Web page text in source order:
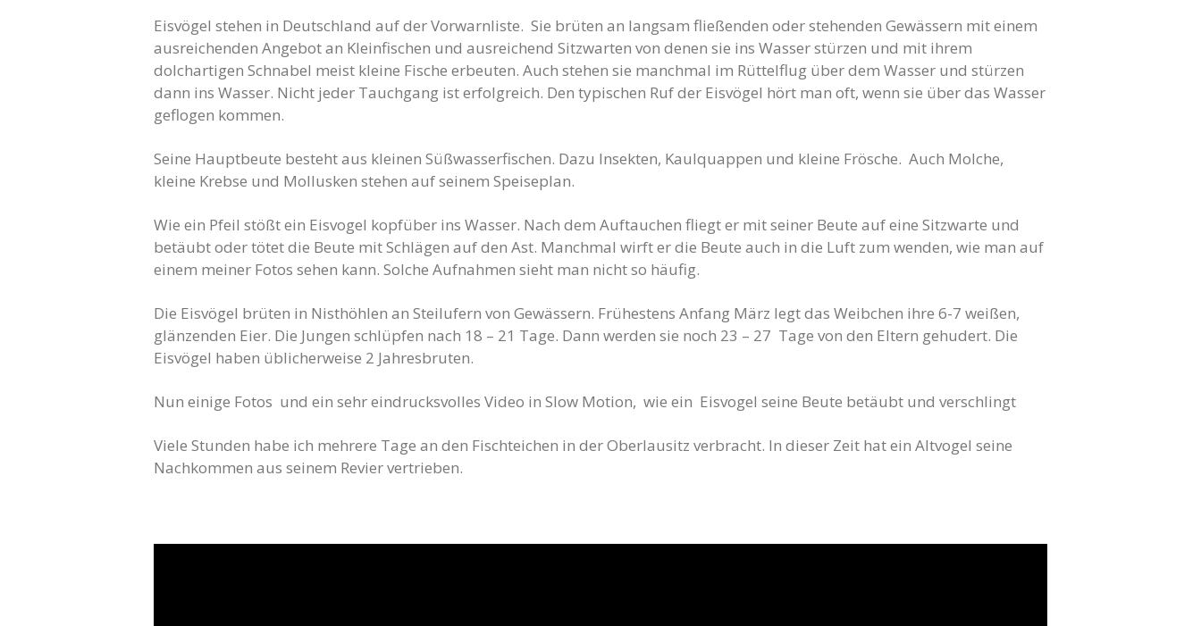
Eisvögel stehen in Deutschland auf der Vorwarnliste. Sie brüten an langsam fließenden oder stehenden Gewässern mit einem
ausreichenden Angebot an Kleinfischen und ausreichend Sitzwarten von denen sie ins Wasser stürzen und mit ihrem
dolchartigen Schnabel meist kleine Fische erbeuten. Auch stehen sie manchmal im Rüttelflug über dem Wasser und stürzen
dann ins Wasser. Nicht jeder Tauchgang ist erfolgreich. Den typischen Ruf der Eisvögel hört man oft, wenn sie über das Wasser
geflogen kommen.
Seine Hauptbeute besteht aus kleinen Süßwasserfischen. Dazu Insekten, Kaulquappen und kleine Frösche. Auch Molche,
kleine Krebse und Mollusken stehen auf seinem Speiseplan.
Wie ein Pfeil stößt ein Eisvogel kopfüber ins Wasser. Nach dem Auftauchen fliegt er mit seiner Beute auf eine Sitzwarte und
betäubt oder tötet die Beute mit Schlägen auf den Ast. Manchmal wirft er die Beute auch in die Luft zum wenden, wie man auf
einem meiner Fotos sehen kann. Solche Aufnahmen sieht man nicht so häufig.
Die Eisvögel brüten in Nisthöhlen an Steilufern von Gewässern. Frühestens Anfang März legt das Weibchen ihre 6-7 weißen,
glänzenden Eier. Die Jungen schlüpfen nach 18 – 21 Tage. Dann werden sie noch 23 – 27 Tage von den Eltern gehudert. Die
Eisvögel haben üblicherweise 2 Jahresbruten.
Nun einige Fotos und ein sehr eindrucksvolles Video in Slow Motion, wie ein Eisvogel seine Beute betäubt und verschlingt
Viele Stunden habe ich mehrere Tage an den Fischteichen in der Oberlausitz verbracht. In dieser Zeit hat ein Altvogel seine
Nachkommen aus seinem Revier vertrieben.